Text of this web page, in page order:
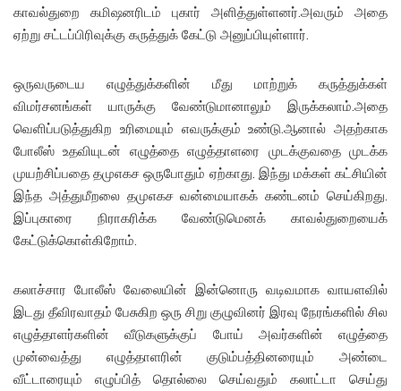
காவல்துறை கமிஷனரிடம் புகார் அளித்துள்ளனர்.அவரும் அதை
ஏற்று சட்டப்பிரிவுக்கு கருத்துக் கேட்டு அனுப்பியுள்ளார்.
ஒருவருடைய எழுத்துக்களின் மீது மாற்றுக் கருத்துக்கள்
விமர்சனங்கள் யாருக்கு வேண்டுமானாலும் இருக்கலாம்.அதை
வெளிப்படுத்துகிற உரிமையும் எவருக்கும் உண்டு.ஆனால் அதற்காக
போலீஸ் உதவியுடன் எழுத்தை எழுத்தாளரை முடக்குவதை முடக்க
முயற்சிப்பதை தமுஎகச ஒருபோதும் ஏற்காது. இந்து மக்கள் கட்சியின்
இந்த அத்துமீறலை தமுஎகச வன்மையாகக் கண்டனம் செய்கிறது.
இப்புகாரை நிராகரிக்க வேண்டுமெனக் காவல்துறையைக்
கேட்டுக்கொள்கிறோம்.
கலாச்சார போலீஸ் வேலையின் இன்னொரு வடிவமாக வாயளவில்
இடது தீவிரவாதம் பேசுகிற ஒரு சிறு குழுவினர் இரவு நேரங்களில் சில
எழுத்தாளர்களின் வீடுகளுக்குப் போய் அவர்களின் எழுத்தை
முன்வைத்து எழுத்தாளரின் குடும்பத்தினரையும் அண்டை
வீட்டாரையும் எழுப்பித் தொல்லை செய்வதும் கலாட்டா செய்து